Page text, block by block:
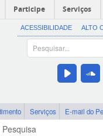
Participe Serviços
ACESSIBILIDADE ALTO
Serviços E-mail do